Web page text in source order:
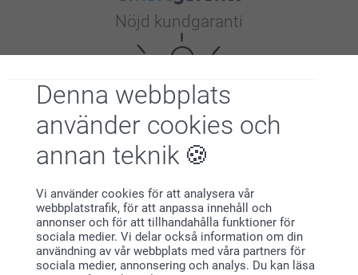
Denna webbplats
använder cookies och
annan teknik
Vi använder cookies för att analysera vår
webbplatstrafik, för att anpassa innehåll och
annonser och för att tillhandahålla funktioner för
sociala medier. Vi delar också information om din
användning av vår webbplats med våra partners för
sociala medier, annonsering och analys. Du kan läsa
Nöjd kundgaranti
Bonus på alla dina köp